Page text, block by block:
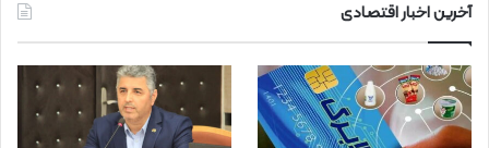
آخرین اخبار اقتصادی